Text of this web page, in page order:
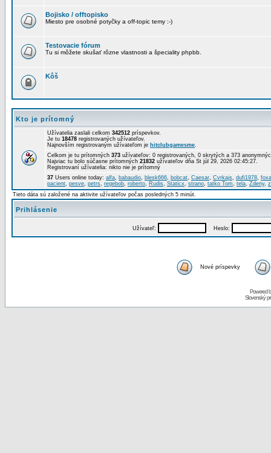
Bojisko / offtopisko
Miesto pre osobné potyčky a off-topic temy :-)
Testovacie fórum
Tu si môžete skušať rôzne vlastnosti a špeciality phpbb.
Kôš
Kto je prítomný
Užívatelia zaslali celkom 342512 príspevkov.
Je tu 18478 registrovaných užívateľov.
Najnovším registrovaným užívateľom je hitclubgamesme.
Celkom je tu prítomných 373 užívateľov: 0 registrovaných, 0 skrytých a 373
Najviac tu bolo súčasne prítomných 21832 užívateľov dňa St júl 29, 2026 02:45:27.
Registrovaní užívatelia: nikto nie je prítomný
37 Users online today: alfa, babaudio, blesk666, bobcat, Caesar, Cvrkajs, dufi1978,
pacient, pesve, petrs, regebob, roberto, Rudis, Staticx, strano, tatko Tom, tela, Zdeny,
Tieto dáta sú založené na aktivite užívateľov počas posledných 5 minút.
Prihlásenie
Užívateľ: Heslo:
Nové príspevky
Powered
Slovenský